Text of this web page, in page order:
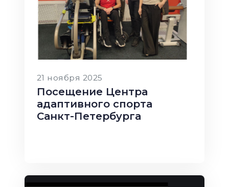
21 ноября 2025
Посещение Центра
адаптивного спорта
Санкт-Петербурга